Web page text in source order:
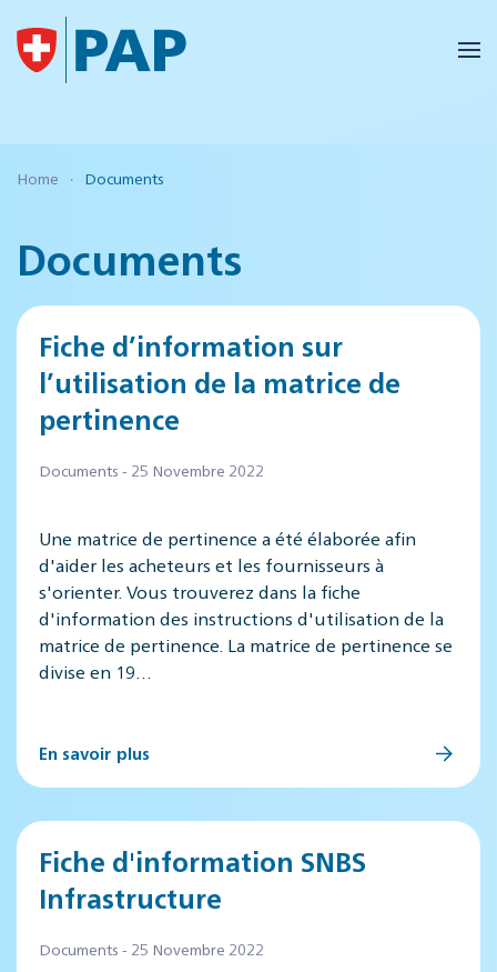
Accéder au contenu principal
Home Documents
Documents
Fiche d’information sur
l’utilisation de la matrice de
pertinence
Documents - 25 Novembre 2022
Une matrice de pertinence a été élaborée afin
d'aider les acheteurs et les fournisseurs à
s'orienter. Vous trouverez dans la fiche
d'information des instructions d'utilisation de la
matrice de pertinence. La matrice de pertinence se
divise en 19…
En savoir plus
Fiche d'information SNBS
Infrastructure
Documents - 25 Novembre 2022